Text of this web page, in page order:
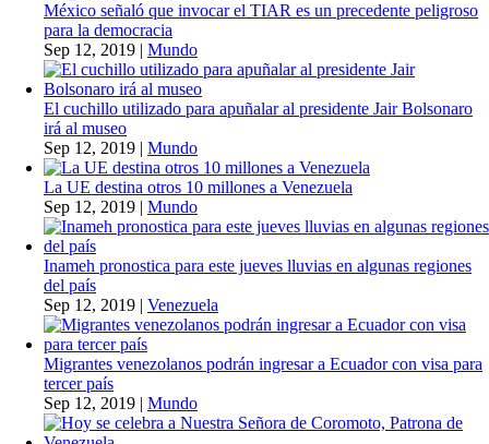
México señaló que invocar el TIAR es un precedente peligroso
para la democracia
Sep 12, 2019 | Mundo
El cuchillo utilizado para apuñalar al presidente Jair Bolsonaro
irá al museo
Sep 12, 2019 | Mundo
La UE destina otros 10 millones a Venezuela
Sep 12, 2019 | Mundo
Inameh pronostica para este jueves lluvias en algunas regiones
del país
Sep 12, 2019 | Venezuela
Migrantes venezolanos podrán ingresar a Ecuador con visa para
tercer país
Sep 12, 2019 | Mundo